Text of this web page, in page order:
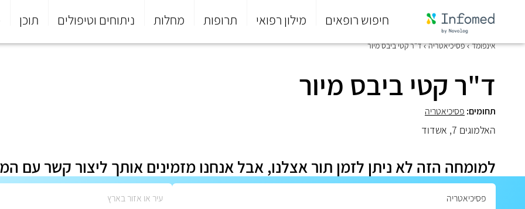
חיפוש רופאים מילון רפואי תרופות מחלות ניתוחים וטיפולים תוכן
סוף
אינפומד פסיכיאטריה ד"ר קטי ביבס מיור
ד"ר קטי ביבס מיור
תחומים: פסיכיאטריה
האלמוגים 7, אשדוד
למומחה הזה לא ניתן לזמן תור אצלנו, אבל אנחנו מזמינים אותך ליצור קשר עם